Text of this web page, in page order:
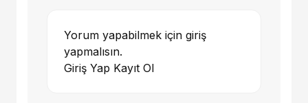
Yorum yapabilmek için giriş
yapmalısın.
Giriş Yap Kayıt Ol